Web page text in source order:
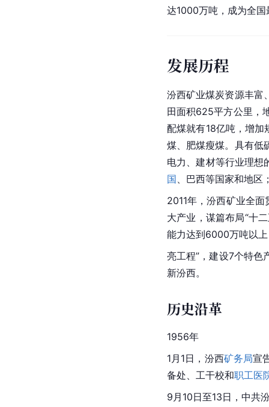
达1000万吨，成为全国
发展历程
汾西矿业煤炭资源丰富
田面积625平方公里，
配煤就有18亿吨，增
煤、肥煤瘦煤。具有低
电力、建材等行业理想
国 、巴西等国家和地
2011年，汾西矿业全
大产业，谋篇布局“十
能力达到6000万吨以
亮工程”，建设7个特色
新汾西。
历史沿革
1956年
1月1日，汾西矿务局宣
备处、工干校和职工医
9月10日至13日，中共